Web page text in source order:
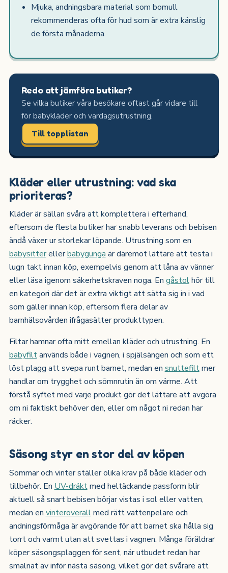
Mjuka, andningsbara material som bomull
rekommenderas ofta för hud som är extra känslig
de första månaderna.
Redo att jämföra butiker?
Se vilka butiker våra besökare oftast går vidare till
för babykläder och vardagsutrustning.
Till topplistan
Kläder eller utrustning: vad ska
prioriteras?
Kläder är sällan svåra att komplettera i efterhand,
eftersom de flesta butiker har snabb leverans och bebisen
ändå växer ur storlekar löpande. Utrustning som en
babysitterellerbabygunga är däremot lättare att testa i
lugn takt innan köp, exempelvis genom att låna av vänner
eller läsa igenom säkerhetskraven noga. En gåstolhör till
en kategori där det är extra viktigt att sätta sig in i vad
som gäller innan köp, eftersom flera delar av
barnhälsovården ifrågasätter produkttypen.
Filtar hamnar ofta mitt emellan kläder och utrustning. En
babyfiltanvänds både i vagnen, i spjälsängen och som ett
löst plagg att svepa runt barnet, medan en snuttefiltmer
handlar om trygghet och sömnrutin än om värme. Att
förstå syftet med varje produkt gör det lättare att avgöra
om ni faktiskt behöver den, eller om något ni redan har
räcker.
Säsong styr en stor del av köpen
Sommar och vinter ställer olika krav på både kläder och
tillbehör. En UV-dräktmed heltäckande passform blir
aktuell så snart bebisen börjar vistas i sol eller vatten,
medan en vinteroverallmed rätt vattenpelare och
andningsförmåga är avgörande för att barnet ska hålla sig
torrt och varmt utan att svettas i vagnen. Många föräldrar
köper säsongsplaggen för sent, när utbudet redan har
smalnat av inför nästa säsong, vilket gör det svårare att